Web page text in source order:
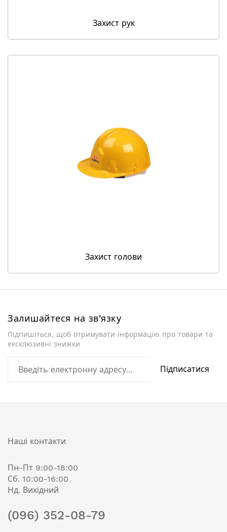
Захист рук
Захист голови
Залишайтеся на зв'язку
Підпишіться, щоб отримувати інформацію про товари та
ексклюзивні знижки
Підписатися
Наші контакти
Пн-Пт 9:00-18:00
Сб. 10:00-16:00
Нд. Вихідний
(096) 352-08-79